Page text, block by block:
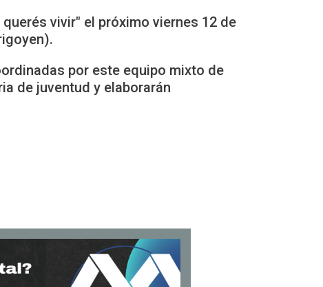
vivir" el próximo viernes 12 de
por este equipo mixto de
de juventud y elaborarán